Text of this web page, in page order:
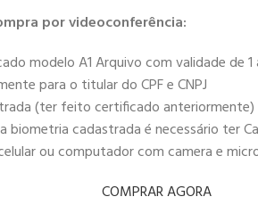
por videoconferência:
modelo A1 Arquivo com validade de 1
para o titular do CPF e CNPJ
(ter feito certificado anteriormente)
biometria cadastrada é necessário ter
ou computador com camera e
COMPRAR AGORA